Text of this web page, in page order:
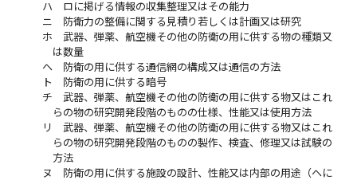
ハ
ロに掲げる情報の収集整理又はその能力
ニ
防衛力の整備に関する見積り若しくは計画又は研究
ホ
武器、弾薬、航空機その他の防衛の用に供する物の種類又
は数量
ヘ
防衛の用に供する通信網の構成又は通信の方法
ト
防衛の用に供する暗号
チ
武器、弾薬、航空機その他の防衛の用に供する物又はこれ
らの物の研究開発段階のものの仕様、性能又は使用方法
リ
武器、弾薬、航空機その他の防衛の用に供する物又はこれ
らの物の研究開発段階のものの製作、検査、修理又は試験の
方法
ヌ
防衛の用に供する施設の設計、性能又は内部の用途（ヘに